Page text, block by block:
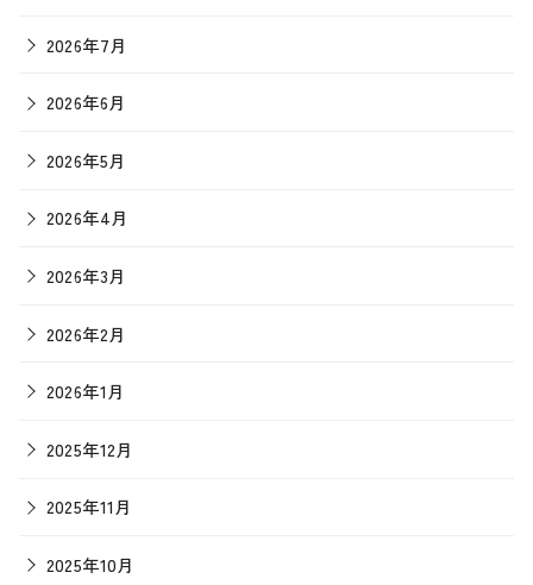
2026年7月
2026年6月
2026年5月
2026年4月
2026年3月
2026年2月
2026年1月
2025年12月
2025年11月
2025年10月